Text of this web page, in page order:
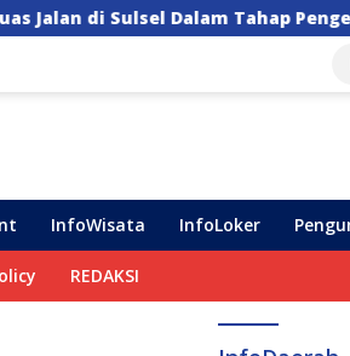
Tahap Pengerjaan, 36 Masih
InfoWisata InfoLoker
REDAKSI